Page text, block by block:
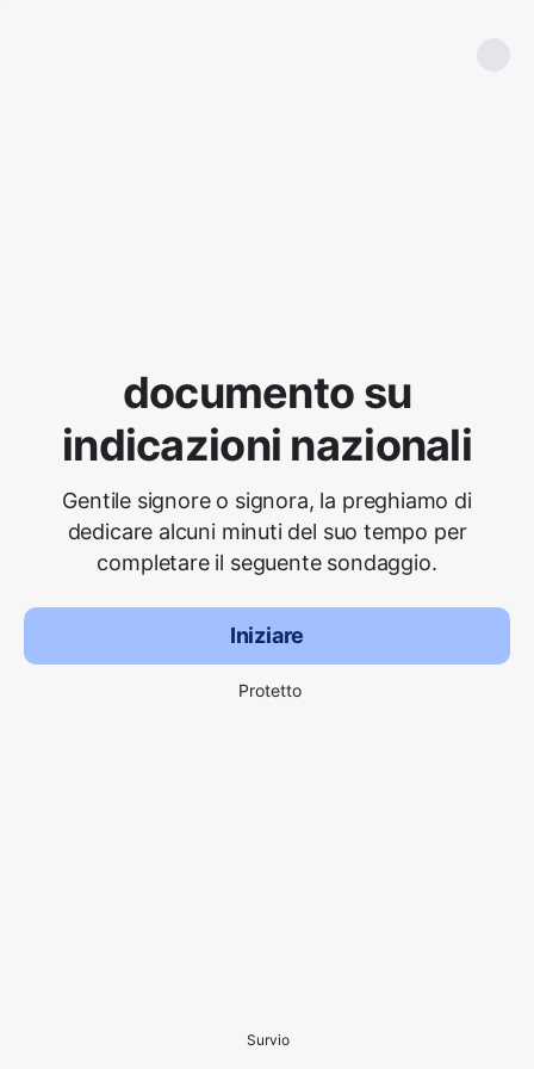
documento su
indicazioni nazionali
Gentile signore o signora, la preghiamo di
dedicare alcuni minuti del suo tempo per
completare il seguente sondaggio.
Iniziare
Protetto
Survio